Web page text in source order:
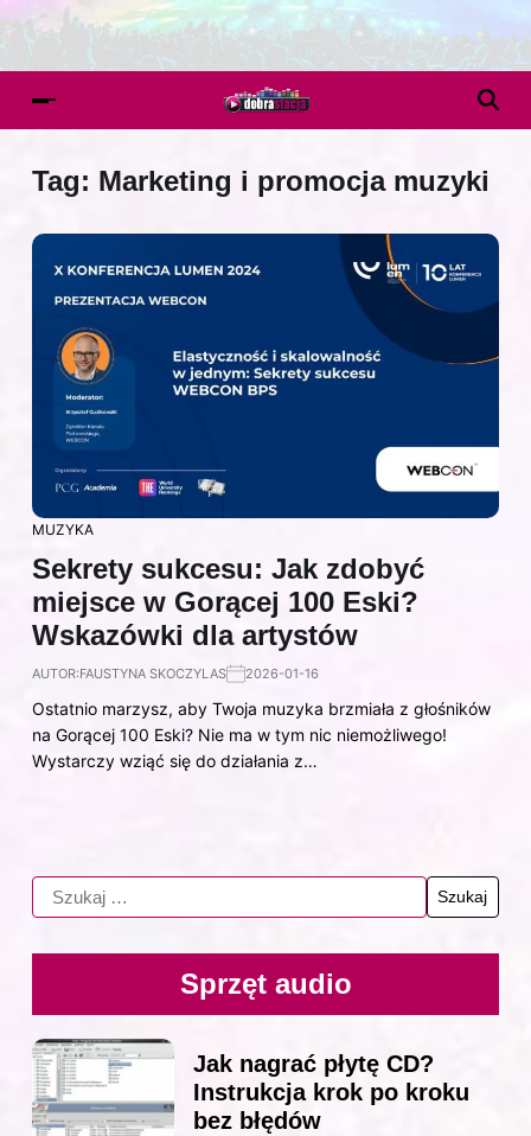
Tag: Marketing i promocja muzyki
MUZYKA
Sekrety sukcesu: Jak zdobyć
miejsce w Gorącej 100 Eski?
Wskazówki dla artystów
AUTOR:FAUSTYNA SKOCZYLAS 2026-01-16
Ostatnio marzysz, aby Twoja muzyka brzmiała z głośników
na Gorącej 100 Eski? Nie ma w tym nic niemożliwego!
Wystarczy wziąć się do działania z…
Sprzęt audio
Jak nagrać płytę CD?
Instrukcja krok po kroku
bez błędów